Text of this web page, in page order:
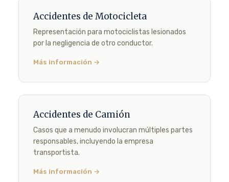
Accidentes de Motocicleta
Representación para motociclistas lesionados
por la negligencia de otro conductor.
Más información →
Accidentes de Camión
Casos que a menudo involucran múltiples partes
responsables, incluyendo la empresa
transportista.
Más información →